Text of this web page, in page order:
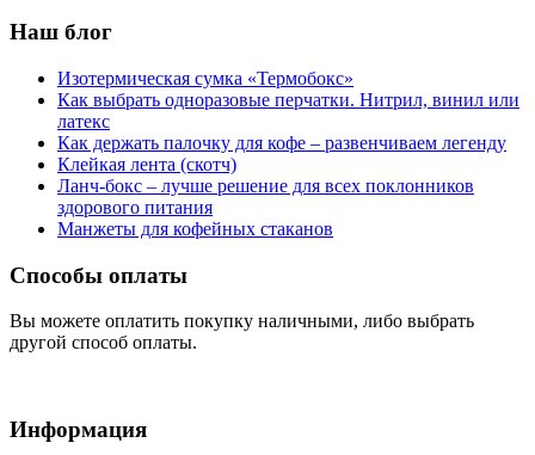
Наш блог
Изотермическая сумка «Термобокс»
Как выбрать одноразовые перчатки. Нитрил, винил или
латекс
Как держать палочку для кофе – развенчиваем легенду
Клейкая лента (скотч)
Ланч-бокс – лучше решение для всех поклонников
здорового питания
Манжеты для кофейных стаканов
Способы оплаты
Вы можете оплатить покупку наличными, либо выбрать
другой способ оплаты.
Информация